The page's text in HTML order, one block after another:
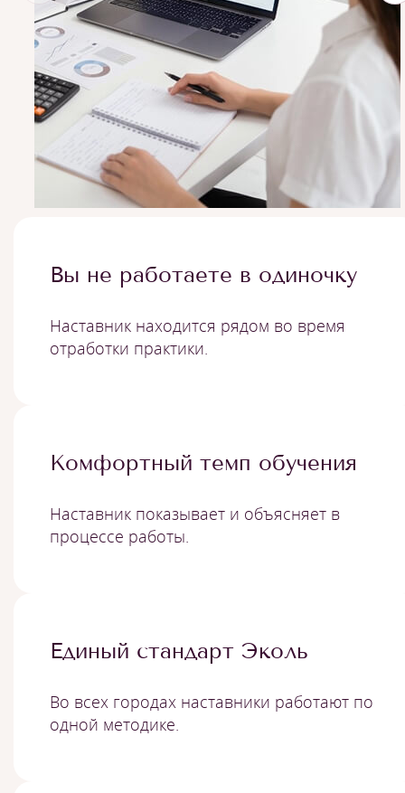
Вы не работаете в одиночку
Наставник находится рядом во время
отработки практики.
Комфортный темп обучения
Наставник показывает и объясняет в
процессе работы.
Единый стандарт Эколь
Во всех городах наставники работают по
одной методике.